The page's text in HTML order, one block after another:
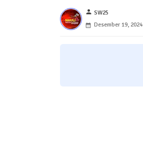
person SW25
Desember 19, 2024